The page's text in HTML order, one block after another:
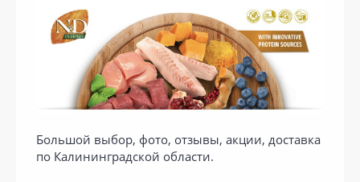
Большой выбор, фото, отзывы, акции, доставка
по Калининградской области.